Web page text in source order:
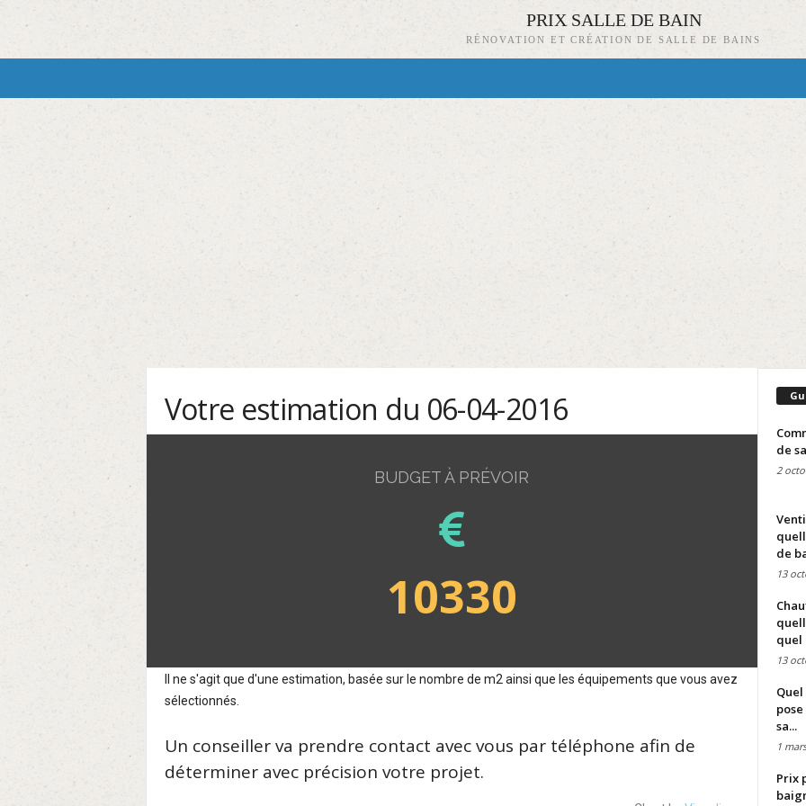
PRIX SALLE DE BAIN
RÉNOVATION ET CRÉATION DE SALLE DE BAINS
Votre estimation du 06-04-2016
BUDGET À PRÉVOIR
10330
Il ne s'agit que d'une estimation, basée sur le nombre de m2 ainsi que les équipements que vous avez
sélectionnés.
Un conseiller va prendre contact avec vous par téléphone afin de
déterminer avec précision votre projet.
de
2
de
13
quel
13
sa...
1
Prix